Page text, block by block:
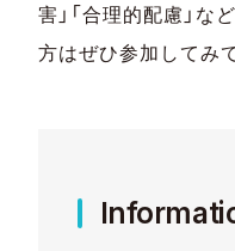
害」「合理的配慮」な
方はぜひ参加してみ